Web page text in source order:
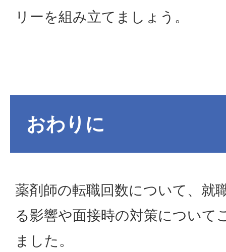
リーを組み立てましょう。
おわりに
薬剤師の転職回数について、就
る影響や面接時の対策について
ました。